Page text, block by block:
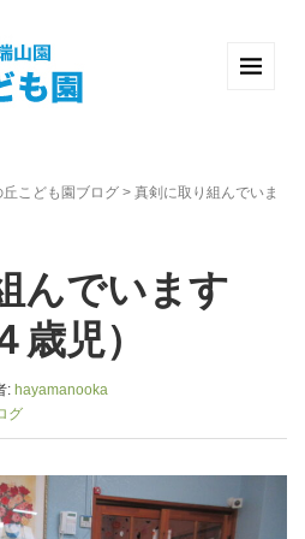
丘こども園ブログ > 真剣に取り組んでいま
んでいます
歳児）
: hayamanooka
グ